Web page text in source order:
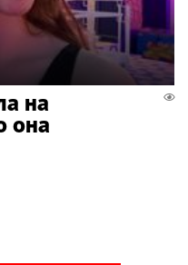
на
она